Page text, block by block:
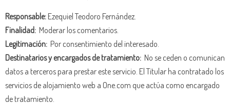
Responsable:Ezequiel Teodoro Fernández.
Finalidad: Moderar los comentarios.
Legitimación: Por consentimiento del interesado.
Destinatarios y encargados de tratamiento: No se ceden o comunican
datos a terceros para prestar este servicio. El Titular ha contratado los
servicios de alojamiento web a One.com que actúa como encargado
de tratamiento.